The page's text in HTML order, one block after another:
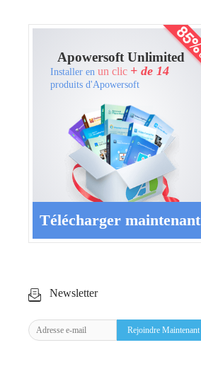
Télécharger maintenant
Apowersoft Unlimited
Installer en un clic + de 14
produits d'Apowersoft
Newsletter
Rejoindre Maintenant